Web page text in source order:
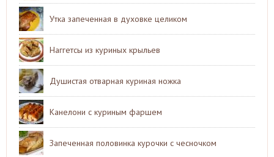
Утка запеченная в духовке целиком
Наггетсы из куриных крыльев
Душистая отварная куриная ножка
Канелони с куриным фаршем
Запеченная половинка курочки с чесночком